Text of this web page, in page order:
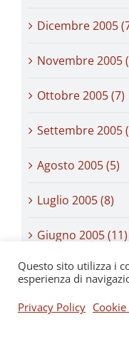
Dicembre 2005
Novembre 2005
Ottobre 2005 (7)
Settembre 2005
Agosto 2005 (5)
Luglio 2005 (8)
Giugno 2005 (11)
Maggio 2005 (9)
Aprile 2005 (8)
Questo sito utilizza i
esperienza di
Privacy Policy